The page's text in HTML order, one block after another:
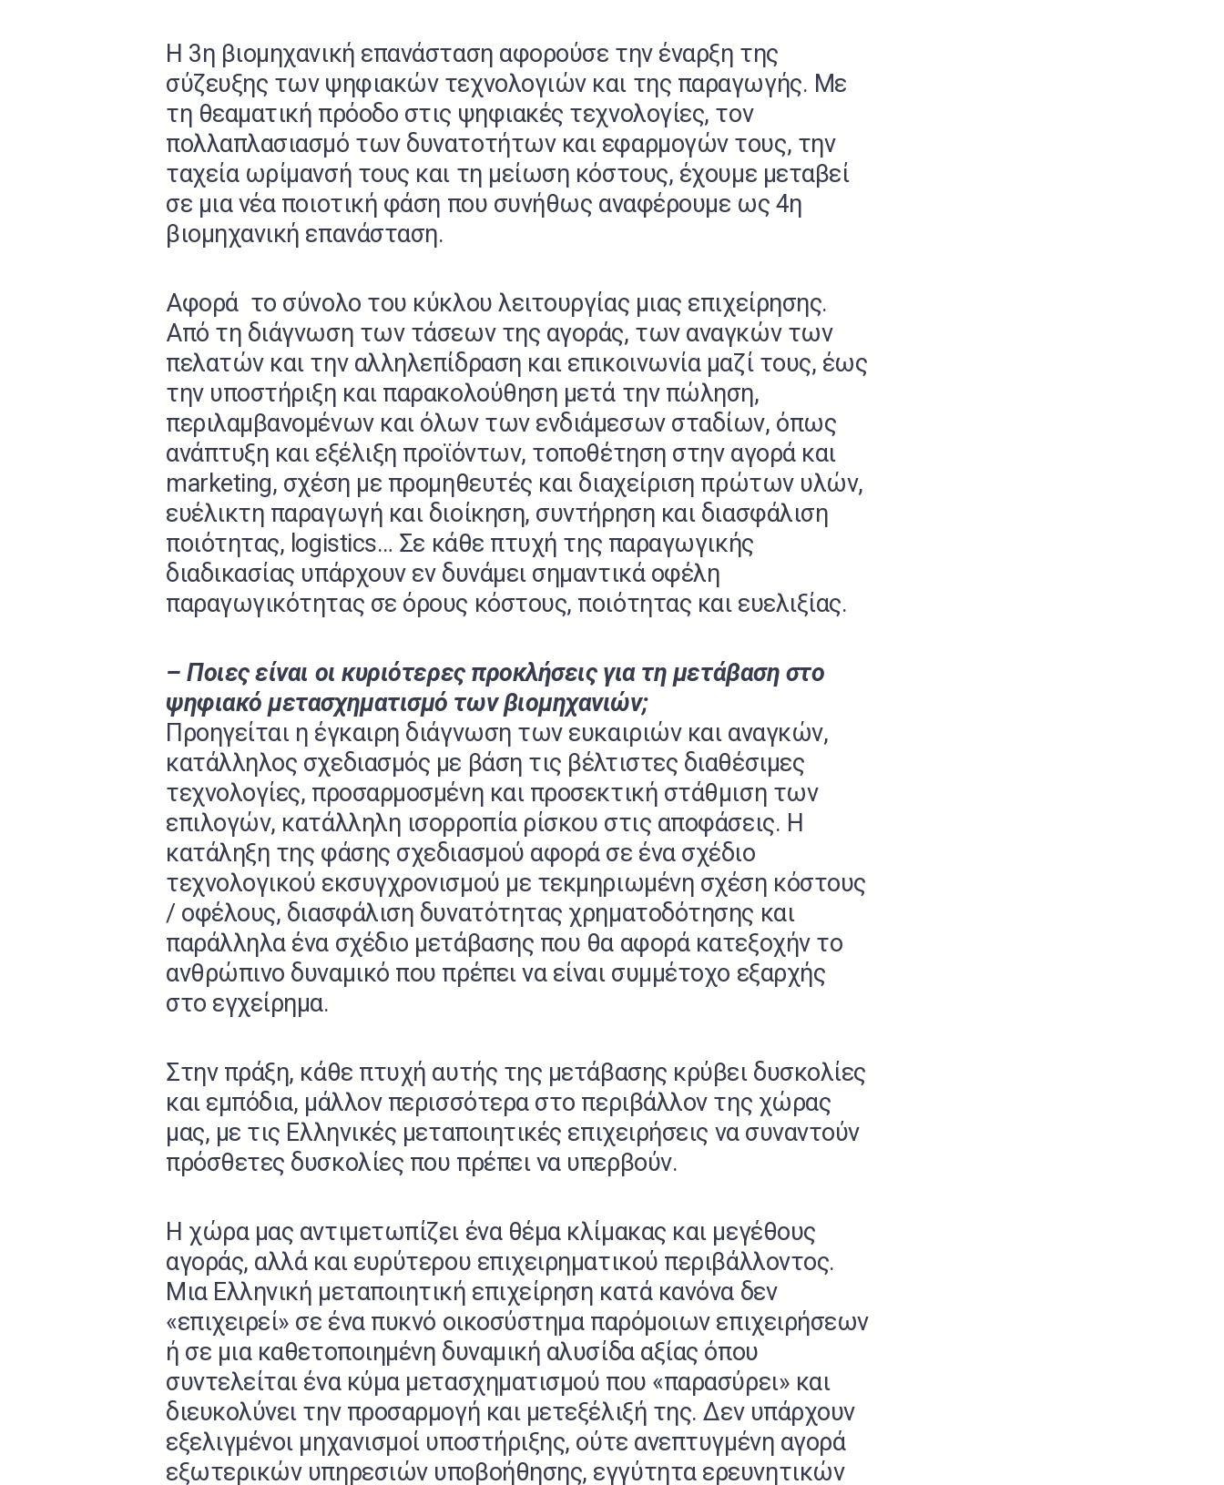
Η 3η βιομηχανική επανάσταση αφορούσε την έναρξη της
σύζευξης των ψηφιακών τεχνολογιών και της παραγωγής. Με
τη θεαματική πρόοδο στις ψηφιακές τεχνολογίες, τον
πολλαπλασιασμό των δυνατοτήτων και εφαρμογών τους, την
ταχεία ωρίμανσή τους και τη μείωση κόστους, έχουμε μεταβεί
σε μια νέα ποιοτική φάση που συνήθως αναφέρουμε ως 4η
βιομηχανική επανάσταση.
Αφορά το σύνολο του κύκλου λειτουργίας μιας επιχείρησης.
Από τη διάγνωση των τάσεων της αγοράς, των αναγκών των
πελατών και την αλληλεπίδραση και επικοινωνία μαζί τους, έως
την υποστήριξη και παρακολούθηση μετά την πώληση,
περιλαμβανομένων και όλων των ενδιάμεσων σταδίων, όπως
ανάπτυξη και εξέλιξη προϊόντων, τοποθέτηση στην αγορά και
marketing, σχέση με προμηθευτές και διαχείριση πρώτων υλών,
ευέλικτη παραγωγή και διοίκηση, συντήρηση και διασφάλιση
ποιότητας, logistics… Σε κάθε πτυχή της παραγωγικής
διαδικασίας υπάρχουν εν δυνάμει σημαντικά οφέλη
παραγωγικότητας σε όρους κόστους, ποιότητας και ευελιξίας.
– Ποιες είναι οι κυριότερες προκλήσεις για τη μετάβαση στο
ψηφιακό μετασχηματισμό των βιομηχανιών;
Προηγείται η έγκαιρη διάγνωση των ευκαιριών και αναγκών,
κατάλληλος σχεδιασμός με βάση τις βέλτιστες διαθέσιμες
τεχνολογίες, προσαρμοσμένη και προσεκτική στάθμιση των
επιλογών, κατάλληλη ισορροπία ρίσκου στις αποφάσεις. Η
κατάληξη της φάσης σχεδιασμού αφορά σε ένα σχέδιο
τεχνολογικού εκσυγχρονισμού με τεκμηριωμένη σχέση κόστους
/ οφέλους, διασφάλιση δυνατότητας χρηματοδότησης και
παράλληλα ένα σχέδιο μετάβασης που θα αφορά κατεξοχήν το
ανθρώπινο δυναμικό που πρέπει να είναι συμμέτοχο εξαρχής
στο εγχείρημα.
Στην πράξη, κάθε πτυχή αυτής της μετάβασης κρύβει δυσκολίες
και εμπόδια, μάλλον περισσότερα στο περιβάλλον της χώρας
μας, με τις Ελληνικές μεταποιητικές επιχειρήσεις να συναντούν
πρόσθετες δυσκολίες που πρέπει να υπερβούν.
Η χώρα μας αντιμετωπίζει ένα θέμα κλίμακας και μεγέθους
αγοράς, αλλά και ευρύτερου επιχειρηματικού περιβάλλοντος.
Μια Ελληνική μεταποιητική επιχείρηση κατά κανόνα δεν
«επιχειρεί» σε ένα πυκνό οικοσύστημα παρόμοιων επιχειρήσεων
ή σε μια καθετοποιημένη δυναμική αλυσίδα αξίας όπου
συντελείται ένα κύμα μετασχηματισμού που «παρασύρει» και
διευκολύνει την προσαρμογή και μετεξέλιξή της. Δεν υπάρχουν
εξελιγμένοι μηχανισμοί υποστήριξης, ούτε ανεπτυγμένη αγορά
εξωτερικών υπηρεσιών υποβοήθησης, εγγύτητα ερευνητικών